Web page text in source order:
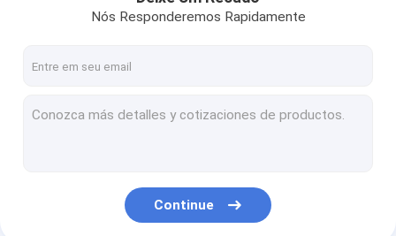
Ftp Lan Cable
CABO DE LAN DE SFTP
Cabo de fibra ótica híbrido
Nós Responderemos Rapidamente
Continue